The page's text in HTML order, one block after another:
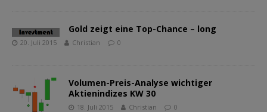
Gold zeigt eine Top-Chance – long
20. Juli 2015 Christian 0
Volumen-Preis-Analyse wichtiger
Aktienindizes KW 30
18. Juli 2015 Christian 0